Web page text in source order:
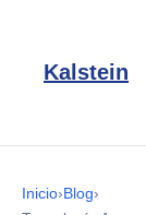
Kalstein
Inicio›Blog›